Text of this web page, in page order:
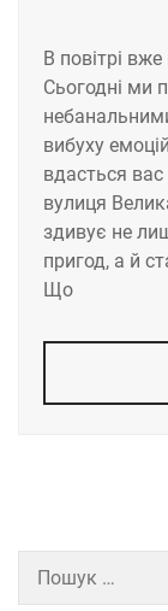
В повітрі
Сьогодні ми
вибуху
вдасться
вулиця
здивує не
пригод, а й
Що